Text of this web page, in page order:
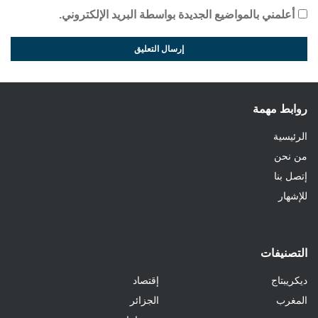
أعلمني بالمواضيع الجديدة بواسطة البريد الإلكتروني.
روابط مهمة
الرئيسية
من نحن
إتصل بنا
للإشهار
التصنيفات
ديكريبتاج
إقتصاد
المغرب
الجزائر